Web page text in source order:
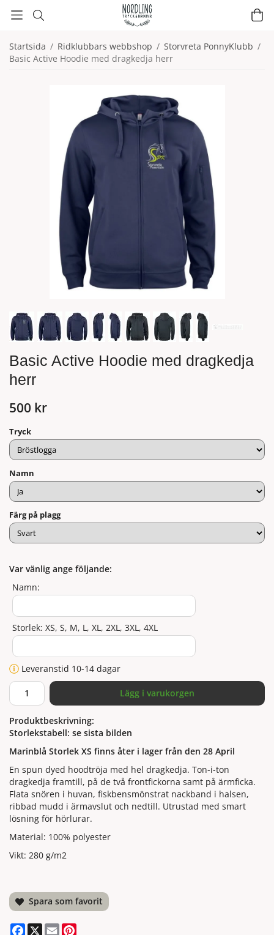
Startsida / Ridklubbars webbshop / Storvreta PonnyKlubb /
Basic Active Hoodie med dragkedja herr
Basic Active Hoodie med dragkedja
herr
500 kr
Tryck
Namn
Färg på plagg
Var vänlig ange följande:
Namn:
Storlek: XS, S, M, L, XL, 2XL, 3XL, 4XL
Leveranstid 10-14 dagar
Lägg i varukorgen
Produktbeskrivning:
Storlekstabell: se sista bilden
Marinblå Storlek XS finns åter i lager från den 28 April
En spun dyed hoodtröja med hel dragkedja. Ton-i-ton
dragkedja framtill, på de två frontfickorna samt på ärmficka.
Flata snören i huvan, fiskbensmönstrat nackband i halsen,
ribbad mudd i ärmavslut och nedtill. Utrustad med smart
lösning för hörlurar.
Material: 100% polyester
Vikt: 280 g/m2
Spara som favorit
Facebook
X Email